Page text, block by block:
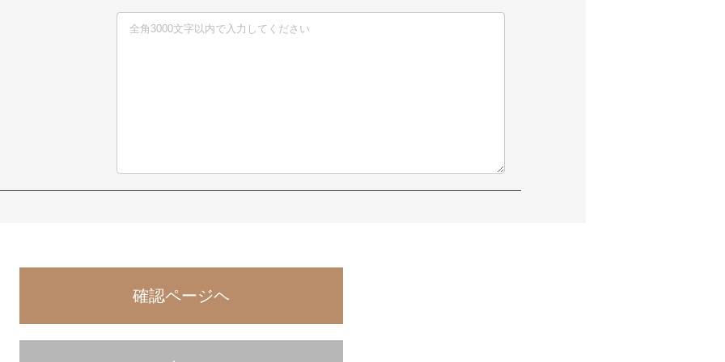
確認ページヘ